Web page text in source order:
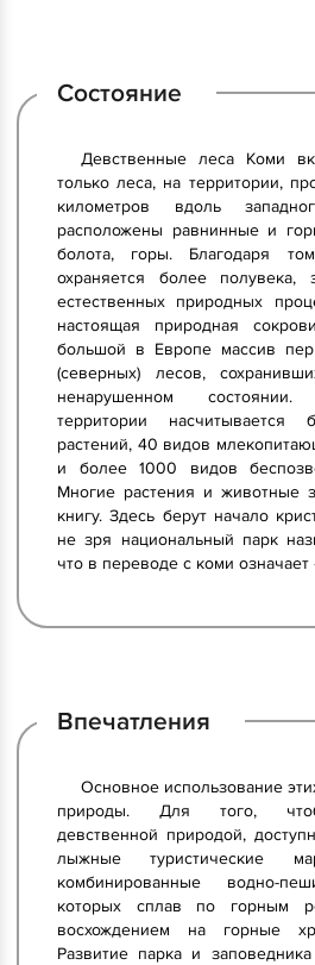
Состояние
Девственные леса Коми
только леса, на территории,
километров вдоль
расположены равнинные и
болота, горы. Благодаря
охраняется более полувека,
естественных природных
настоящая природная
большой в Европе массив
(северных) лесов,
ненарушенном
территории
растений, 40 видов
и более 1000 видов
Многие растения и животные
книгу. Здесь берут начало
не зря национальный парк
что в переводе с коми означает
Впечатления
Основное использование
природы. Для того,
девственной природой,
лыжные туристические
комбинированные водно-
которых сплав по горным
восхождением на горные
Развитие парка и